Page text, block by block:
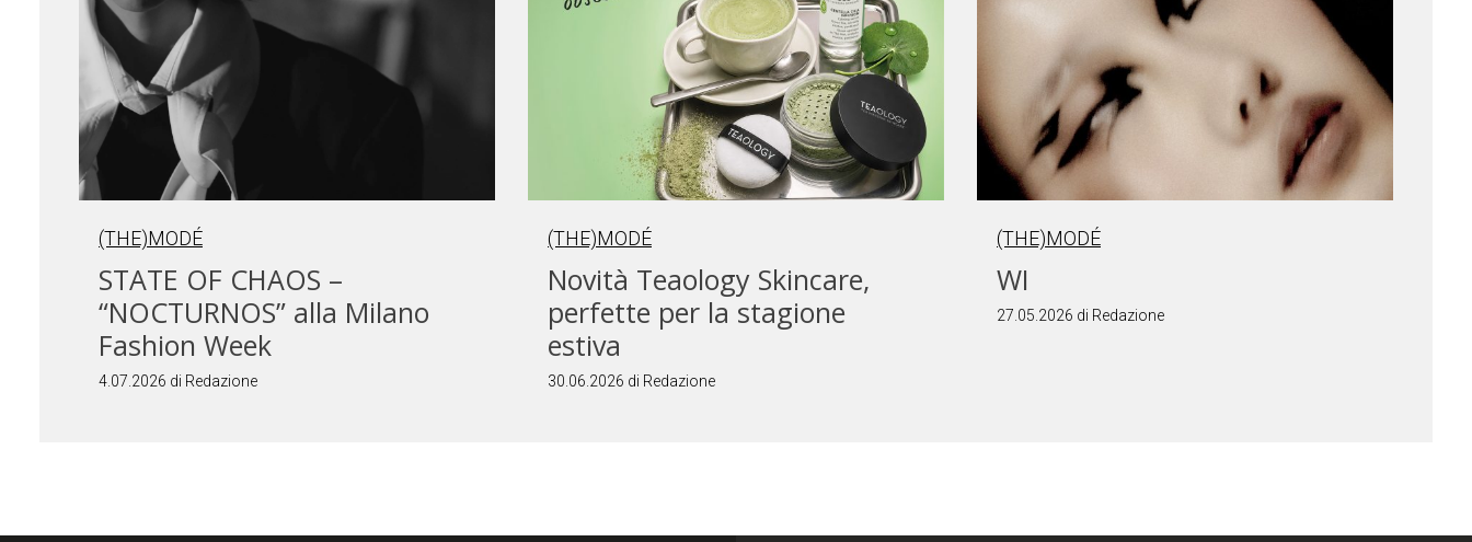
(THE)MODÉ
STATE OF CHAOS –
“NOCTURNOS” alla Milano
Fashion Week
4.07.2026 di Redazione
(THE)MODÉ
Novità Teaology Skincare,
perfette per la stagione
estiva
30.06.2026 di Redazione
(THE)MODÉ
WI
27.05.2026 di Redazione